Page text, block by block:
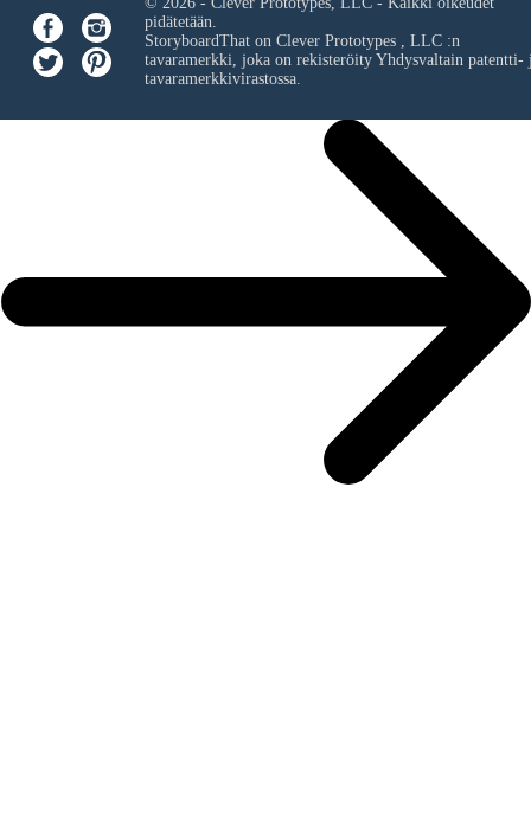
pidätetään.
StoryboardThat on Clever Prototypes , LLC:n
tavaramerkki, joka on rekisteröity Yhdysvaltain patentti-
tavaramerkkivirastossa.